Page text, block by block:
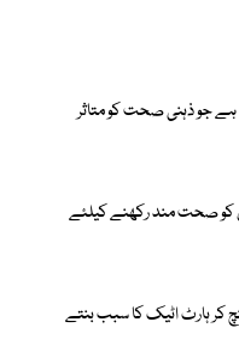
جو ذہنی صحت کو متاثر
کو صحت مند رکھنے کیلئے
کر ہارٹ اٹیک کا سبب بنتے